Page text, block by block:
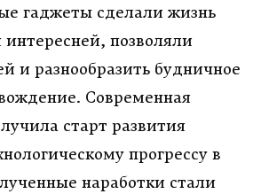
гаджеты сделали жизнь
позволяли
и разнообразить будничное
Современная
старт развития
прогрессу в
наработки стали